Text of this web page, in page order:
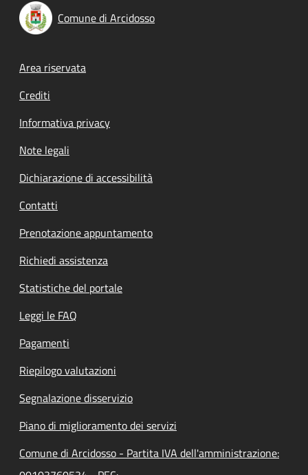
Comune di Arcidosso
Footer menu
Area riservata
Crediti
Informativa privacy
Note legali
Dichiarazione di accessibilità
Contatti
Prenotazione appuntamento
Richiedi assistenza
Statistiche del portale
Leggi le FAQ
Pagamenti
Riepilogo valutazioni
Segnalazione disservizio
Piano di miglioramento dei servizi
Comune di Arcidosso - Partita IVA dell'amministrazione: